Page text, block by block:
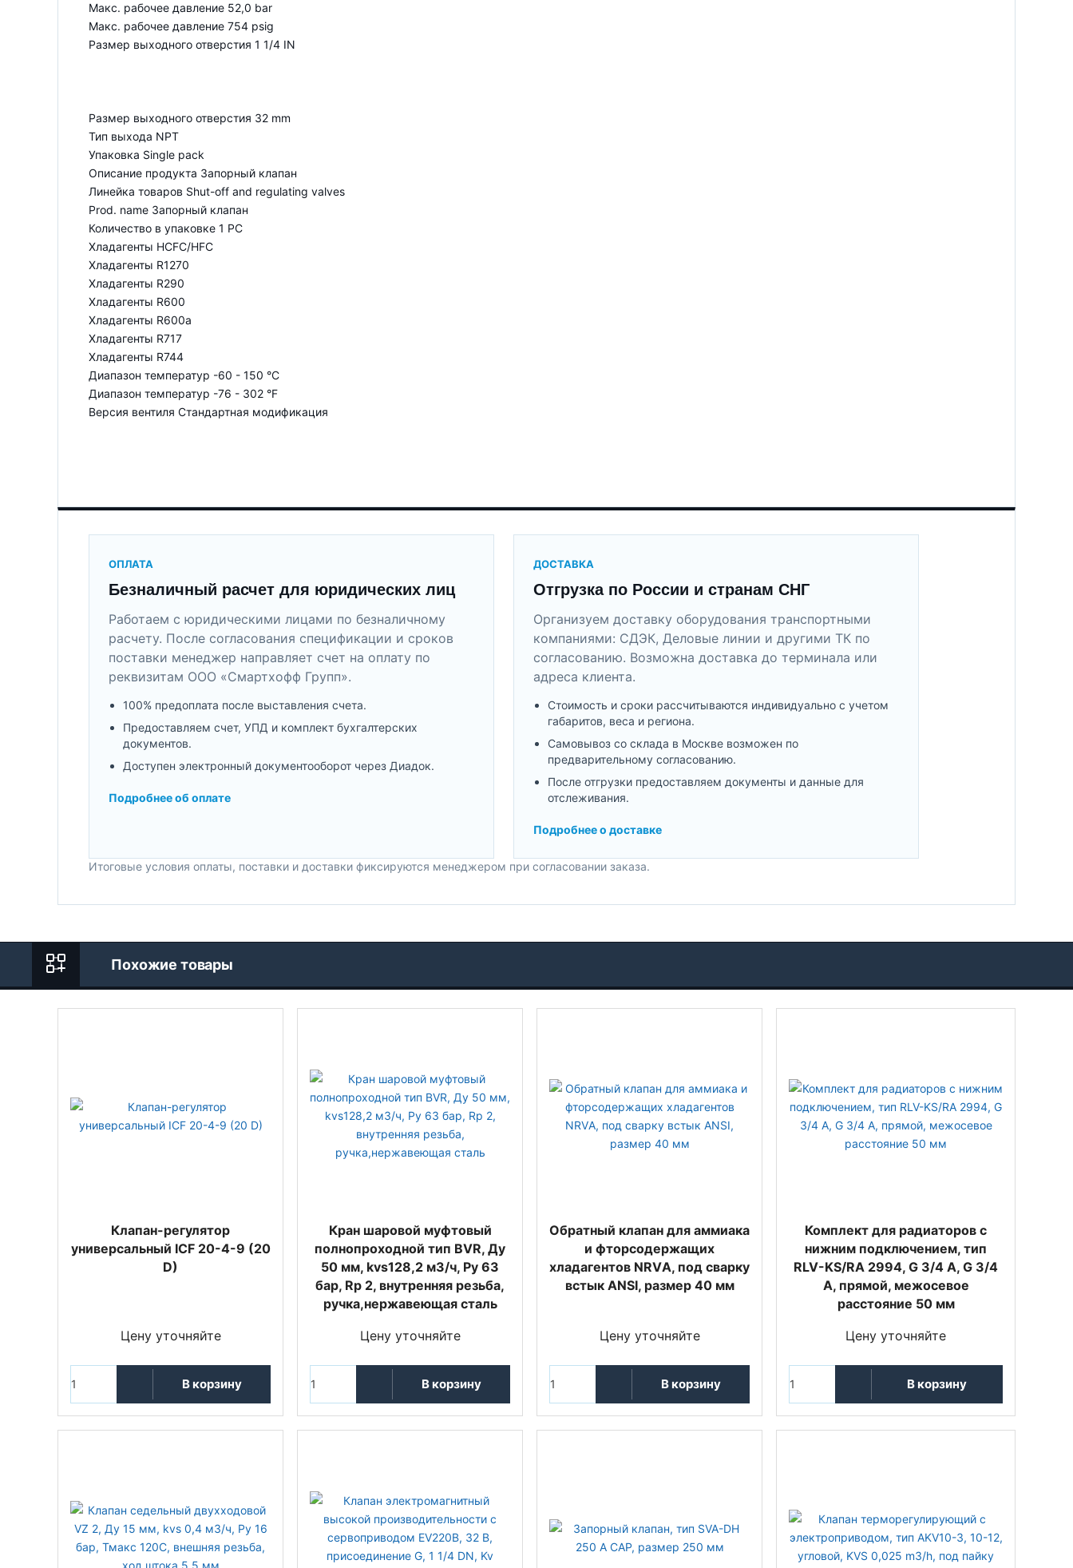
Макс. рабочее давление 52,0 bar
Макс. рабочее давление 754 psig
Размер выходного отверстия 1 1/4 IN
Размер выходного отверстия 32 mm
Тип выхода NPT
Упаковка Single pack
Описание продукта Запорный клапан
Линейка товаров Shut-off and regulating valves
Prod. name Запорный клапан
Количество в упаковке 1 PC
Хладагенты HCFC/HFC
Хладагенты R1270
Хладагенты R290
Хладагенты R600
Хладагенты R600a
Хладагенты R717
Хладагенты R744
Диапазон температур -60 - 150 °C
Диапазон температур -76 - 302 °F
Версия вентиля Стандартная модификация
ОПЛАТА
Безналичный расчет для юридических лиц
Работаем с юридическими лицами по безналичному
расчету. После согласования спецификации и сроков
поставки менеджер направляет счет на оплату по
реквизитам ООО «Смартхофф Групп».
100% предоплата после выставления счета.
Предоставляем счет, УПД и комплект бухгалтерских
документов.
Доступен электронный документооборот через Диадок.
Подробнее об оплате
ДОСТАВКА
Отгрузка по России и странам СНГ
Организуем доставку оборудования транспортными
компаниями: СДЭК, Деловые линии и другими ТК по
согласованию. Возможна доставка до терминала или
адреса клиента.
Стоимость и сроки рассчитываются индивидуально с учетом
габаритов, веса и региона.
Самовывоз со склада в Москве возможен по
предварительному согласованию.
После отгрузки предоставляем документы и данные для
отслеживания.
Подробнее о доставке
Итоговые условия оплаты, поставки и доставки фиксируются менеджером при согласовании заказа.
Похожие товары
Клапан-регулятор
универсальный ICF 20-4-9 (20
D)
Цену уточняйте
В корзину
Кран шаровой муфтовый
полнопроходной тип BVR, Ду
50 мм, kvs128,2 м3/ч, Ру 63
бар, Rр 2, внутренняя резьба,
ручка,нержавеющая сталь
Цену уточняйте
В корзину
Обратный клапан для аммиака
и фторсодержащих
хладагентов NRVА, под сварку
встык ANSI, размер 40 мм
Цену уточняйте
В корзину
Комплект для радиаторов с
нижним подключением, тип
RLV-KS/RA 2994, G 3/4 A, G 3/4
A, прямой, межосевое
расстояние 50 мм
Цену уточняйте
В корзину